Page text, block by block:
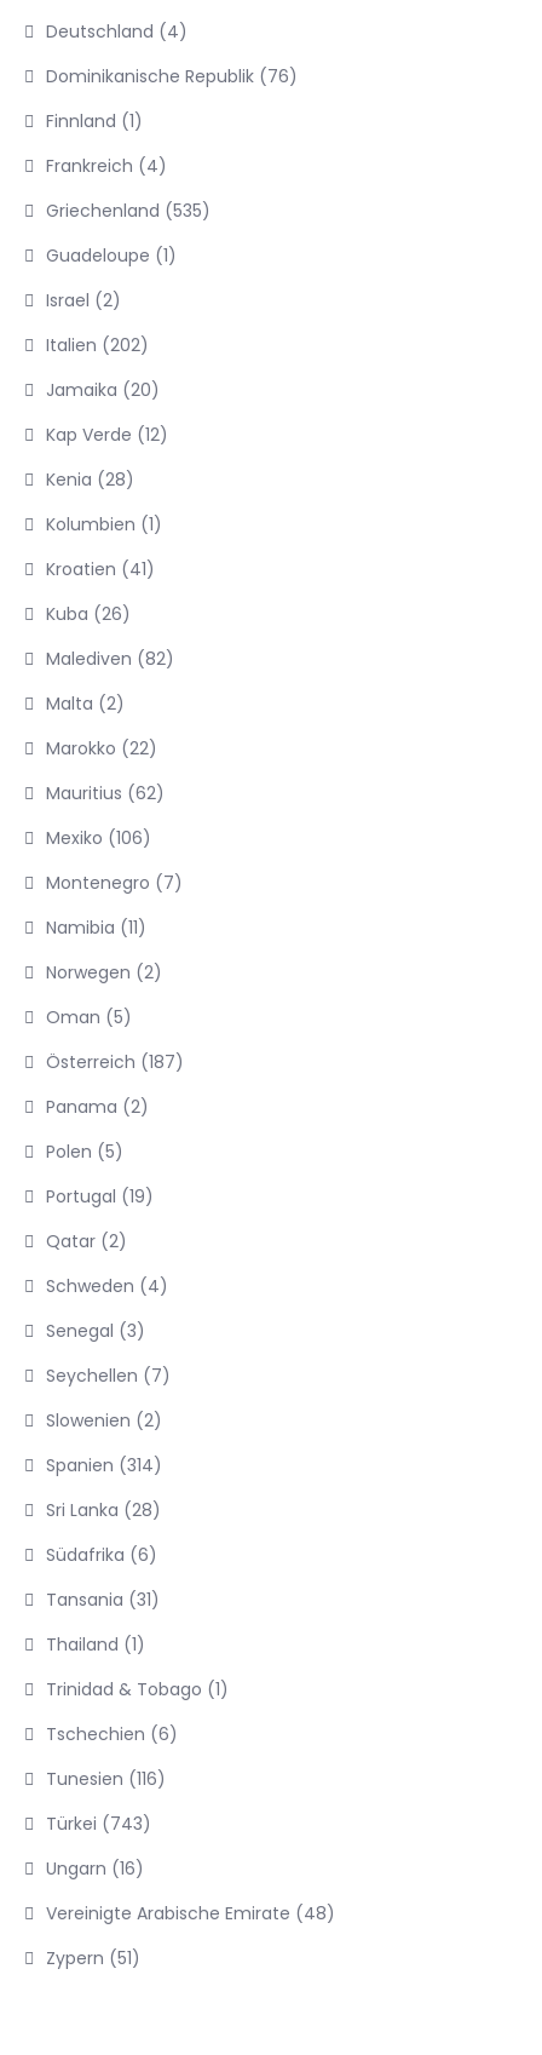
Deutschland (4)
Dominikanische Republik (76)
Finnland (1)
Frankreich (4)
Griechenland (535)
Guadeloupe (1)
Israel (2)
Italien (202)
Jamaika (20)
Kap Verde (12)
Kenia (28)
Kolumbien (1)
Kroatien (41)
Kuba (26)
Malediven (82)
Malta (2)
Marokko (22)
Mauritius (62)
Mexiko (106)
Montenegro (7)
Namibia (11)
Norwegen (2)
Oman (5)
Österreich (187)
Panama (2)
Polen (5)
Portugal (19)
Qatar (2)
Schweden (4)
Senegal (3)
Seychellen (7)
Slowenien (2)
Spanien (314)
Sri Lanka (28)
Südafrika (6)
Tansania (31)
Thailand (1)
Trinidad & Tobago (1)
Tschechien (6)
Tunesien (116)
Türkei (743)
Ungarn (16)
Vereinigte Arabische Emirate (48)
Zypern (51)